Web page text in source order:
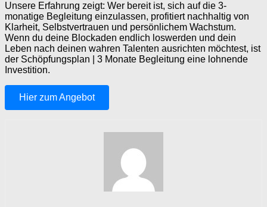
Unsere Erfahrung zeigt: Wer bereit ist, sich auf die 3-
monatige Begleitung einzulassen, profitiert nachhaltig von
Klarheit, Selbstvertrauen und persönlichem Wachstum.
Wenn du deine Blockaden endlich loswerden und dein
Leben nach deinen wahren Talenten ausrichten möchtest, ist
der Schöpfungsplan | 3 Monate Begleitung eine lohnende
Investition.
Hier zum Angebot